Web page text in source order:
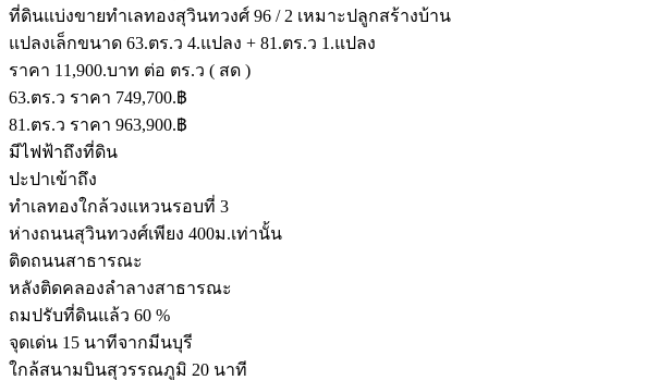
ที่ดินแบ่งขายทำเลทองสุวินทวงศ์ 96 / 2 เหมาะปลูกสร้างบ้าน
แปลงเล็กขนาด 63.ตร.ว 4.แปลง + 81.ตร.ว 1.แปลง
ราคา 11,900.บาท ต่อ ตร.ว ( สด )
63.ตร.ว ราคา 749,700.฿
81.ตร.ว ราคา 963,900.฿
มีไฟฟ้าถึงที่ดิน
ปะปาเข้าถึง
ทำเลทองใกล้วงแหวนรอบที่ 3
ห่างถนนสุวินทวงศ์เพียง 400ม.เท่านั้น
ติดถนนสาธารณะ
หลังติดคลองลำลางสาธารณะ
ถมปรับที่ดินแล้ว 60 %
จุดเด่น 15 นาทีจากมีนบุรี
ใกล้สนามบินสุวรรณภูมิ 20 นาที